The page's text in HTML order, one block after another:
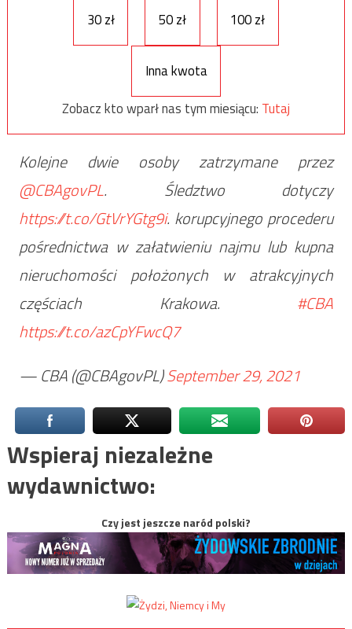
30 zł 50 zł 100 zł
Inna kwota
Zobacz kto wparł nas tym miesiącu: Tutaj
Kolejne dwie osoby zatrzymane przez
@CBAgovPL. Śledztwo dotyczy
https://t.co/GtVrYGtg9i. korupcyjnego procederu
pośrednictwa w załatwieniu najmu lub kupna
nieruchomości położonych w atrakcyjnych
częściach Krakowa. #CBA
https://t.co/azCpYFwcQ7
— CBA (@CBAgovPL)September 29, 2021
Wspieraj niezależne
wydawnictwo:
Czy jest jeszcze naród polski?